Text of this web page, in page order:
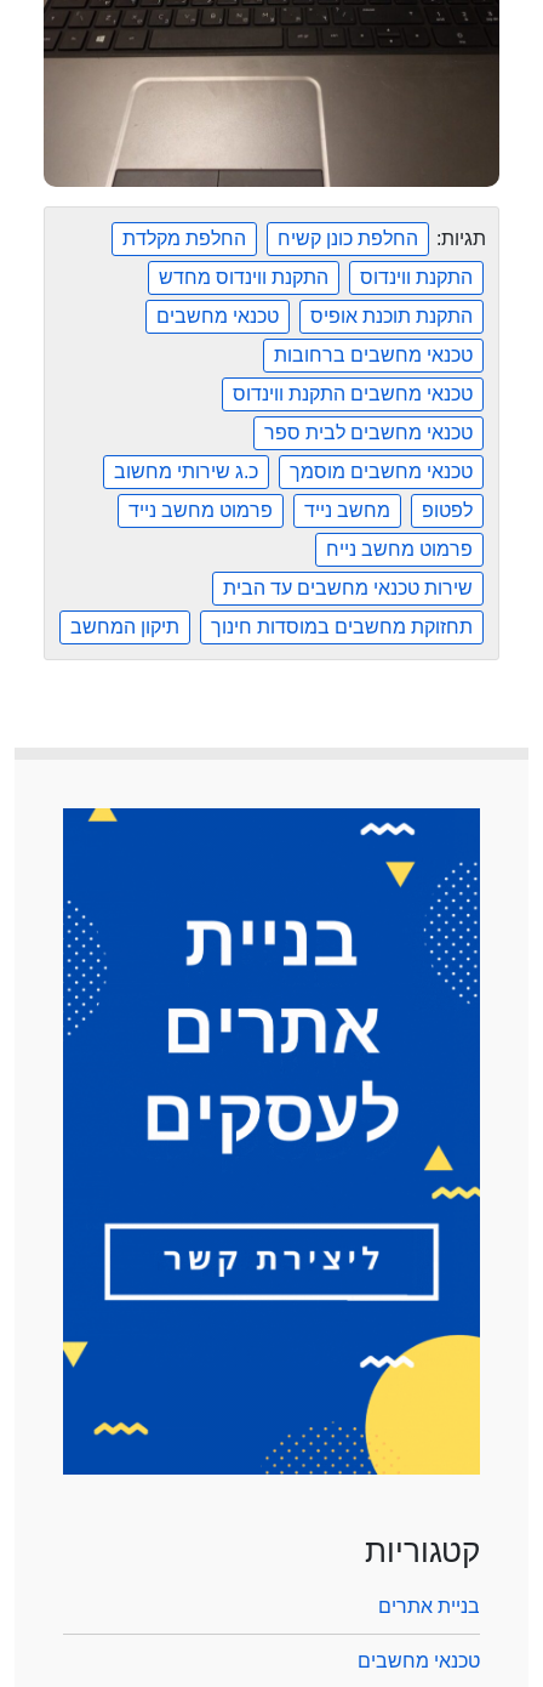
תגיות: החלפת כונן קשיח
החלפת מקלדת
התקנת ווינדוס
התקנת ווינדוס מחדש
התקנת תוכנת אופיס
טכנאי מחשבים
טכנאי מחשבים ברחובות
טכנאי מחשבים התקנת ווינדוס
טכנאי מחשבים לבית ספר
טכנאי מחשבים מוסמך
כ.ג שירותי מחשוב
לפטופ
מחשב נייד
פרמוט מחשב נייד
פרמוט מחשב נייח
שירות טכנאי מחשבים עד הבית
תחזוקת מחשבים במוסדות חינוך
תיקון המחשב
קטגוריות
בניית אתרים
טכנאי מחשבים